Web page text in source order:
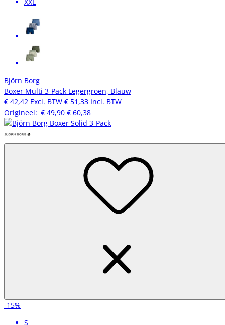
Björn Borg
Boxer Multi 3-Pack Legergroen, Blauw
€ 42,42 Excl. BTW € 51,33 Incl. BTW
Origineel: € 49,90 € 60,38
-15%
S